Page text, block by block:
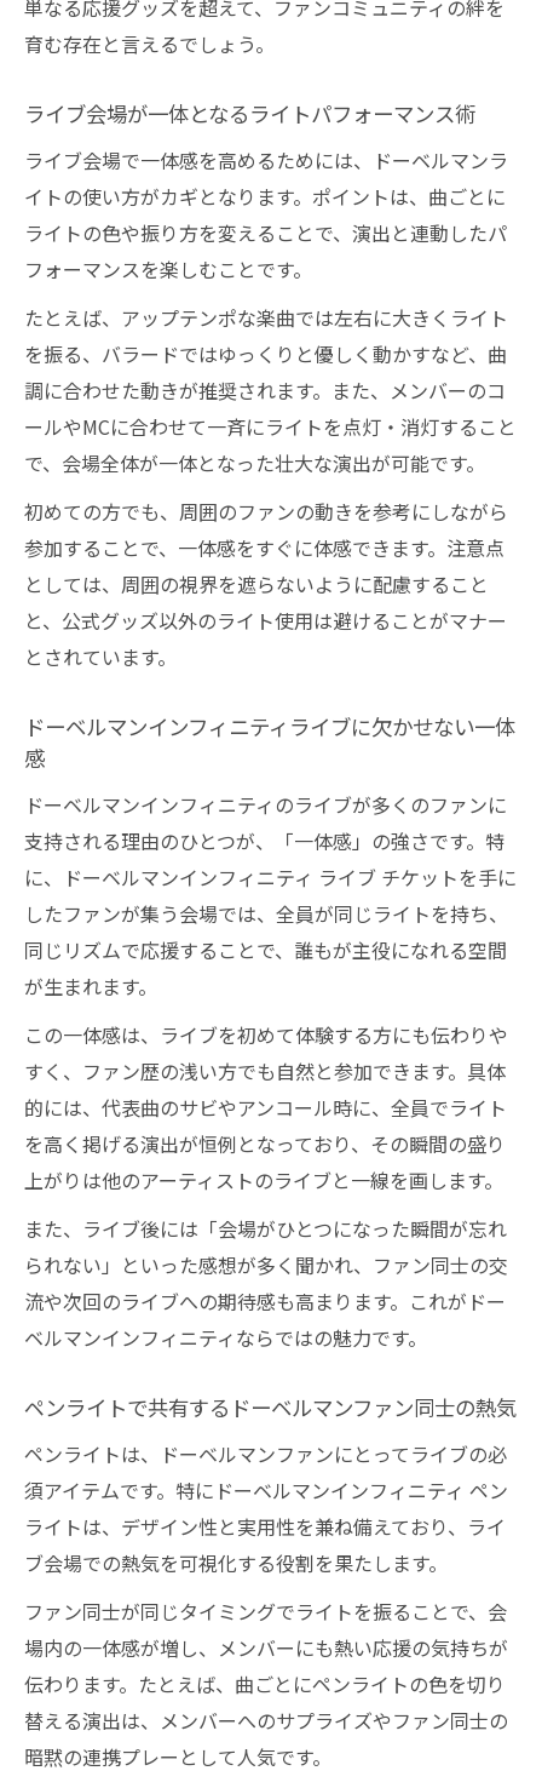
単なる応援グッズを超えて、ファンコミュニティの絆を
育む存在と言えるでしょう。
ライブ会場が一体となるライトパフォーマンス術
ライブ会場で一体感を高めるためには、ドーベルマンラ
イトの使い方がカギとなります。ポイントは、曲ごとに
ライトの色や振り方を変えることで、演出と連動したパ
フォーマンスを楽しむことです。
たとえば、アップテンポな楽曲では左右に大きくライト
を振る、バラードではゆっくりと優しく動かすなど、曲
調に合わせた動きが推奨されます。また、メンバーのコ
ールやMCに合わせて一斉にライトを点灯・消灯すること
で、会場全体が一体となった壮大な演出が可能です。
初めての方でも、周囲のファンの動きを参考にしながら
参加することで、一体感をすぐに体感できます。注意点
としては、周囲の視界を遮らないように配慮すること
と、公式グッズ以外のライト使用は避けることがマナー
とされています。
ドーベルマンインフィニティライブに欠かせない一体
感
ドーベルマンインフィニティのライブが多くのファンに
支持される理由のひとつが、「一体感」の強さです。特
に、ドーベルマンインフィニティ ライブ チケットを手に
したファンが集う会場では、全員が同じライトを持ち、
同じリズムで応援することで、誰もが主役になれる空間
が生まれます。
この一体感は、ライブを初めて体験する方にも伝わりや
すく、ファン歴の浅い方でも自然と参加できます。具体
的には、代表曲のサビやアンコール時に、全員でライト
を高く掲げる演出が恒例となっており、その瞬間の盛り
上がりは他のアーティストのライブと一線を画します。
また、ライブ後には「会場がひとつになった瞬間が忘れ
られない」といった感想が多く聞かれ、ファン同士の交
流や次回のライブへの期待感も高まります。これがドー
ベルマンインフィニティならではの魅力です。
ペンライトで共有するドーベルマンファン同士の熱気
ペンライトは、ドーベルマンファンにとってライブの必
須アイテムです。特にドーベルマンインフィニティ ペン
ライトは、デザイン性と実用性を兼ね備えており、ライ
ブ会場での熱気を可視化する役割を果たします。
ファン同士が同じタイミングでライトを振ることで、会
場内の一体感が増し、メンバーにも熱い応援の気持ちが
伝わります。たとえば、曲ごとにペンライトの色を切り
替える演出は、メンバーへのサプライズやファン同士の
暗黙の連携プレーとして人気です。